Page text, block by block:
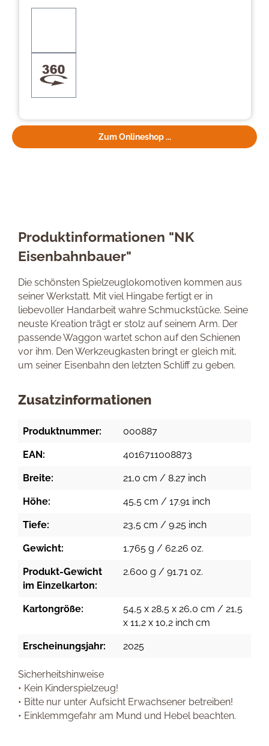
Zum Onlineshop ...
Produktinformationen "NK
Eisenbahnbauer"
Die schönsten Spielzeuglokomotiven kommen aus
seiner Werkstatt. Mit viel Hingabe fertigt er in
liebevoller Handarbeit wahre Schmuckstücke. Seine
neuste Kreation trägt er stolz auf seinem Arm. Der
passende Waggon wartet schon auf den Schienen
vor ihm. Den Werkzeugkasten bringt er gleich mit,
um seiner Eisenbahn den letzten Schliff zu geben.
Zusatzinformationen
Produktnummer: 000887
EAN: 4016711008873
Breite: 21,0 cm / 8.27 inch
Höhe: 45,5 cm / 17.91 inch
Tiefe: 23,5 cm / 9.25 inch
Gewicht: 1.765 g / 62.26 oz.
Produkt-Gewicht
im Einzelkarton:
2.600 g / 91.71 oz.
Kartongröße:
54,5 x 28,5 x 26,0 cm / 21,5
x 11,2 x 10,2 inch cm
Erscheinungsjahr: 2025
Sicherheitshinweise
• Kein Kinderspielzeug!
• Bitte nur unter Aufsicht Erwachsener betreiben!
• Einklemmgefahr am Mund und Hebel beachten.